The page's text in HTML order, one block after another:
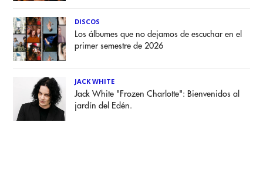
DISCOS
Los álbumes que no dejamos de escuchar en el
primer semestre de 2026
JACK WHITE
Jack White "Frozen Charlotte": Bienvenidos al
jardín del Edén.